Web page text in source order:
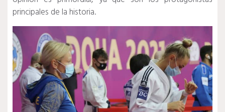
principales de la historia.